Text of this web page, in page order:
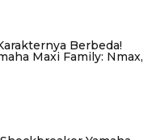
Berbeda!
Maxi Family: Nmax,